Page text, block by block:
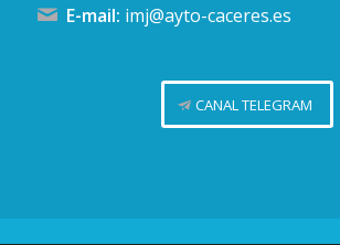
E-mail: imj@ayto-caceres.es
CANAL TELEGRAM